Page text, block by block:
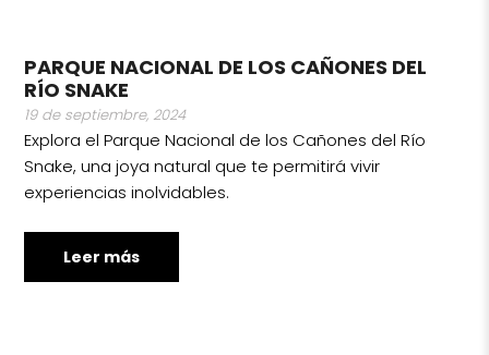
PARQUE NACIONAL DE LOS CAÑONES DEL
RÍO SNAKE
19 de septiembre, 2024
Explora el Parque Nacional de los Cañones del Río
Snake, una joya natural que te permitirá vivir
experiencias inolvidables.
Leer más